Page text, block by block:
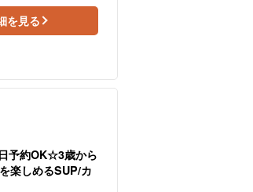
を見る
予約OK☆3歳から
楽しめるSUP/カ